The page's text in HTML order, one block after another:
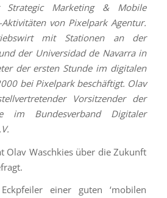
Marketing & Mobile
von Pixelpark Agentur.
mit Stationen an der
der Universidad de Navarra in
der ersten Stunde im digitalen
bei Pixelpark beschäftigt. Olav
Vorsitzender der
im Bundesverband Digitaler
Olav Waschkies über die Zukunft
einer guten ‘mobilen